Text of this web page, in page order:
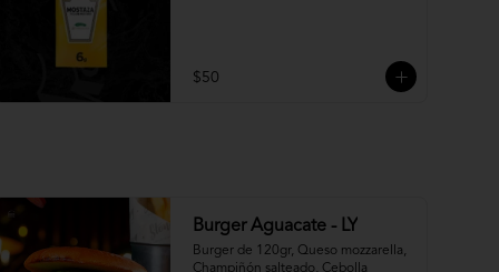
$50
Burger Aguacate - LY
Burger de 120gr, Queso mozzarella,
Champiñón salteado, Cebolla